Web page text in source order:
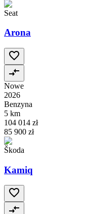
Seat
Arona
Nowe
2026
Benzyna
5 km
104 014 zł
85 900 zł
Škoda
Kamiq